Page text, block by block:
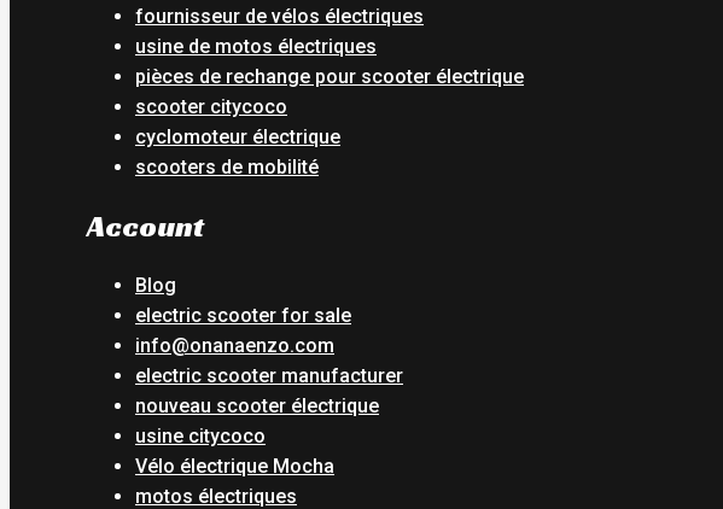
fournisseur de vélos électriques
usine de motos électriques
pièces de rechange pour scooter électrique
scooter citycoco
cyclomoteur électrique
scooters de mobilité
Account
Blog
electric scooter for sale
info@onanaenzo.com
electric scooter manufacturer
nouveau scooter électrique
usine citycoco
Vélo électrique Mocha
motos électriques